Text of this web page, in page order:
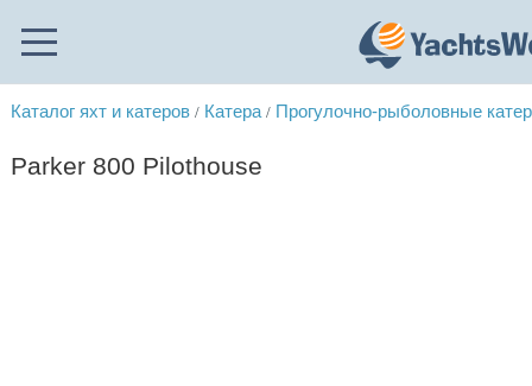
Каталог яхт и катеров / Катера / Прогулочно-рыболовные
Parker 800 Pilothouse